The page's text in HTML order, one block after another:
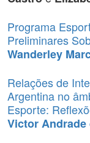
Programa
Preliminares
Wanderley
Relações de
Argentina no
Esporte:
Victor Andrade